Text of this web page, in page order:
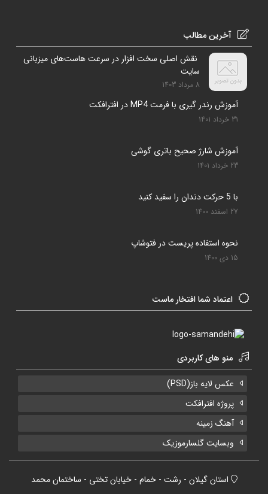
آخرین مطالب
نقش اصلی سخت افزار در سرعت هاست‌های میزبانی
سایت
8 مرداد 1403
آموزش رندر گیری با فرمت MP4 در افترافکت
31 خرداد 1401
آموزش شارژ صحیح باتری گوشی
23 خرداد 1401
با 5 حرکت دندان را سفید کنید
27 اسفند 1400
نحوه استفاده پریست در فتوشاپ
15 دی 1400
اعتماد شما افتخار ماست
منو های کاربردی
عکس لایه باز(PSD)
پروژه افترافکت
آهنگ زمینه
وبسایت گلسارموزیک
استان گیلان - رشت - خمام - خیابان تختی - ساختمان محمد